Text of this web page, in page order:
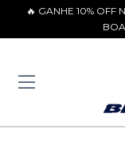
🔥 GANHE 10% OFF